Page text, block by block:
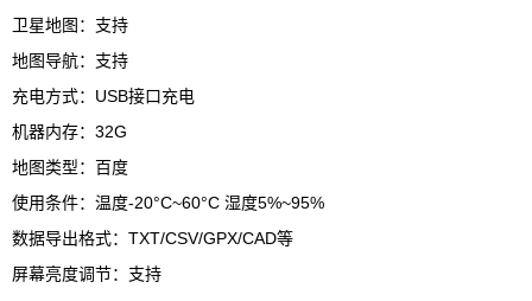
卫星地图：支持
地图导航：支持
充电方式： USB接口充电
机器内存： 32G
地图类型：百度
使用条件：温度-20°C~60°C 湿度5%~95%
数据导出格式： TXT/CSV/GPX/CAD等
屏幕亮度调节：支持